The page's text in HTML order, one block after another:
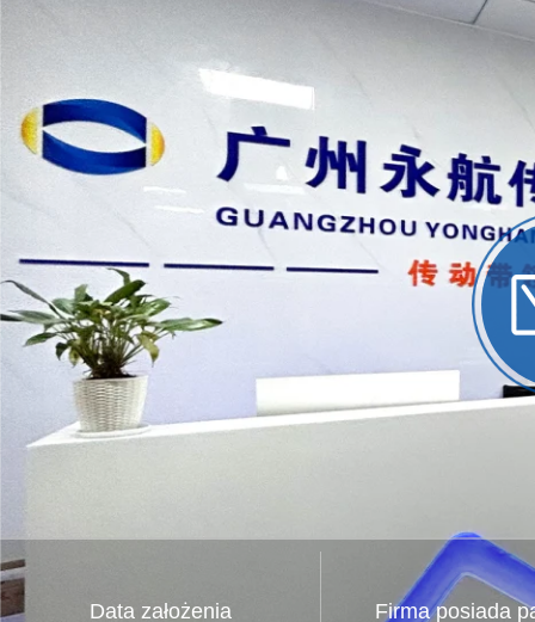
Data założenia Firma posiada